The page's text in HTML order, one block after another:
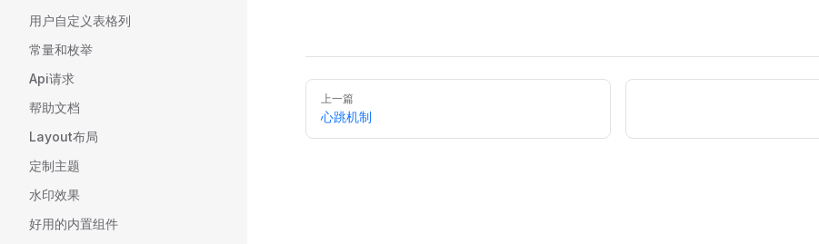
用户自定义表格列
常量和枚举
Api请求
帮助文档
Layout布局
定制主题
水印效果
好用的内置组件
Pager
上一篇
心跳机制